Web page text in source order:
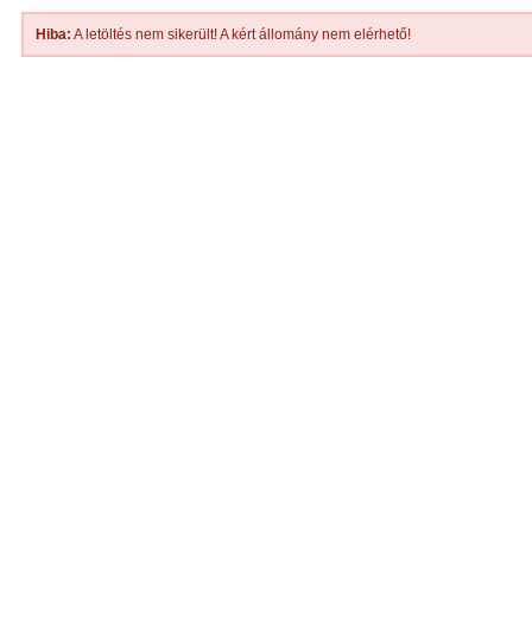
Hiba: A letöltés nem sikerült! A kért állomány nem elérhető!